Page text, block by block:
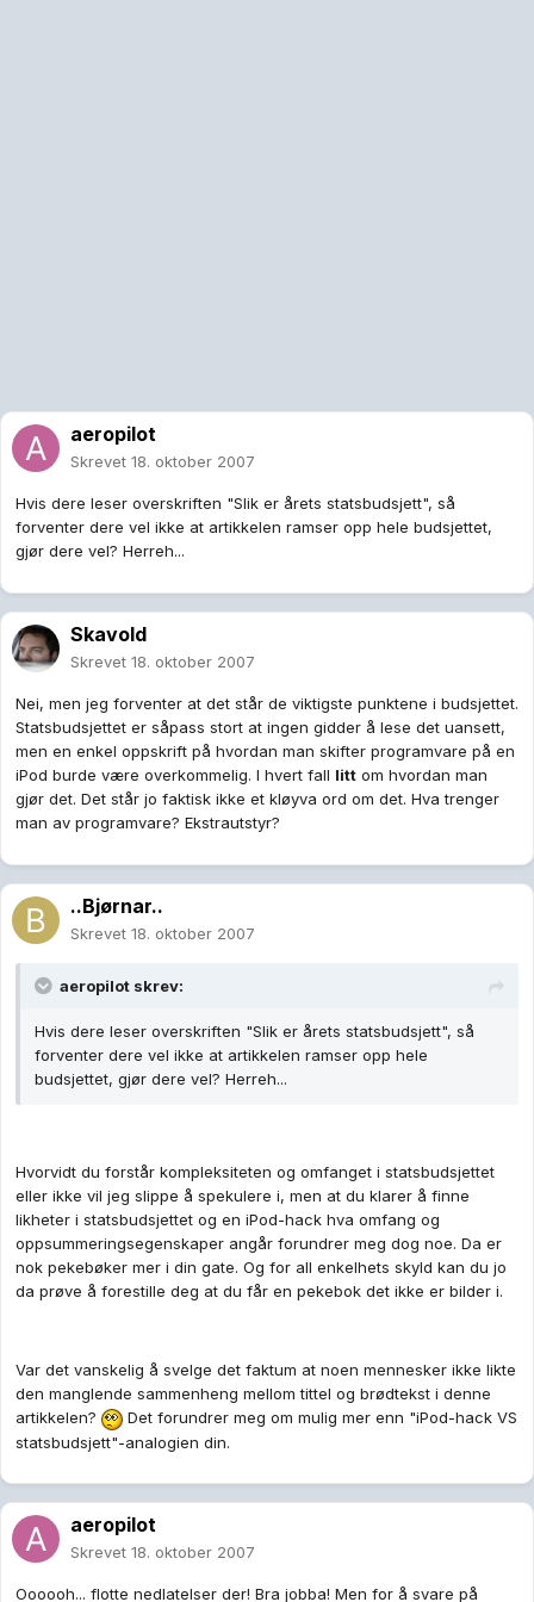
aeropilot
Skrevet 18. oktober 2007
Hvis dere leser overskriften "Slik er årets statsbudsjett", så
forventer dere vel ikke at artikkelen ramser opp hele budsjettet,
gjør dere vel? Herreh...
Skavold
Skrevet 18. oktober 2007
Nei, men jeg forventer at det står de viktigste punktene i budsjettet.
Statsbudsjettet er såpass stort at ingen gidder å lese det uansett,
men en enkel oppskrift på hvordan man skifter programvare på en
iPod burde være overkommelig. I hvert fall litt om hvordan man
gjør det. Det står jo faktisk ikke et kløyva ord om det. Hva trenger
man av programvare? Ekstrautstyr?
..Bjørnar..
Skrevet 18. oktober 2007
aeropilot skrev:
Hvis dere leser overskriften "Slik er årets statsbudsjett", så
forventer dere vel ikke at artikkelen ramser opp hele
budsjettet, gjør dere vel? Herreh...
Hvorvidt du forstår kompleksiteten og omfanget i statsbudsjettet
eller ikke vil jeg slippe å spekulere i, men at du klarer å finne
likheter i statsbudsjettet og en iPod-hack hva omfang og
oppsummeringsegenskaper angår forundrer meg dog noe. Da er
nok pekebøker mer i din gate. Og for all enkelhets skyld kan du jo
da prøve å forestille deg at du får en pekebok det ikke er bilder i.
Var det vanskelig å svelge det faktum at noen mennesker ikke likte
den manglende sammenheng mellom tittel og brødtekst i denne
artikkelen?
Det forundrer meg om mulig mer enn "iPod-hack VS
statsbudsjett"-analogien din.
aeropilot
Skrevet 18. oktober 2007
Oooooh... flotte nedlatelser der! Bra jobba! Men for å svare på